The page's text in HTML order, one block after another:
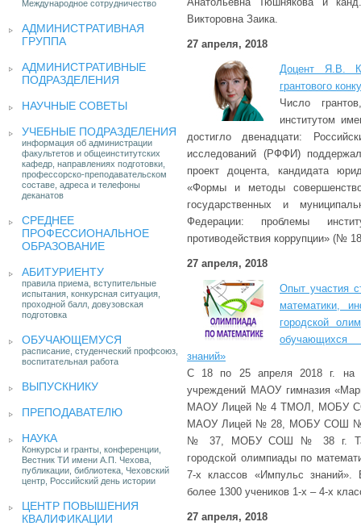
Международное сотрудничество
АДМИНИСТРАТИВНАЯ
ГРУППА
АДМИНИСТРАТИВНЫЕ
ПОДРАЗДЕЛЕНИЯ
НАУЧНЫЕ СОВЕТЫ
УЧЕБНЫЕ ПОДРАЗДЕЛЕНИЯ
информация об администрации
факультетов и общеинститутских
кафедр, направлениях подготовки,
профессорско-преподавательском
составе, адреса и телефоны
деканатов
СРЕДНЕЕ
ПРОФЕССИОНАЛЬНОЕ
ОБРАЗОВАНИЕ
АБИТУРИЕНТУ
правила приема, вступительные
испытания, конкурсная ситуация,
проходной балл, довузовская
подготовка
ОБУЧАЮЩЕМУСЯ
расписание, студенческий профсоюз,
воспитательная работа
ВЫПУСКНИКУ
ПРЕПОДАВАТЕЛЮ
НАУКА
Конкурсы и гранты, конференции,
Вестник ТИ имени А.П. Чехова,
публикации, библиотека, Чеховский
центр, Российский день истории
ЦЕНТР ПОВЫШЕНИЯ
КВАЛИФИКАЦИИ
Викторовна Заика.
27 апреля, 2018
Доцент Я.В.
грантового
Число
институтом
достигло двенадцати:
исследований (РФФИ)
проект доцента, кандидата
«Формы и методы
государственных и
Федерации: проблемы
противодействия коррупции» (№
27 апреля, 2018
Опыт участия
математики,
городской
знаний»
С 18 по 25 апреля 2018 г. на
учреждений МАОУ гимназия
МАОУ Лицей № 4 ТМОЛ, МОБУ
МАОУ Лицей № 28, МОБУ СОШ
№ 37, МОБУ СОШ № 38 г.
городской олимпиады по
7-х классов «Импульс
более 1300 учеников 1-х – 4-х
27 апреля, 2018